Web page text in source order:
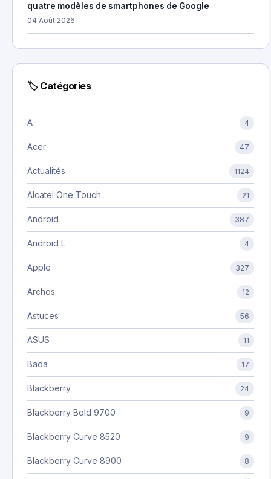
quatre modèles de smartphones de Google
04 Août 2026
🏷 Catégories
A 4
Acer 47
Actualités 1124
Alcatel One Touch 21
Android 387
Android L 4
Apple 327
Archos 12
Astuces 56
ASUS 11
Bada 17
Blackberry 24
Blackberry Bold 9700 9
Blackberry Curve 8520 9
Blackberry Curve 8900 8